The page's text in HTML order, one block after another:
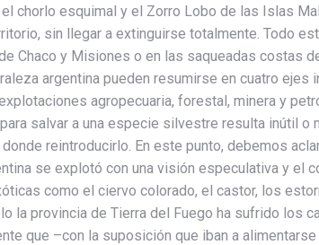
chorlo esquimal y el Zorro Lobo de las Islas
sin llegar a extinguirse totalmente. Todo
Chaco y Misiones o en las saqueadas costas
argentina pueden resumirse en cuatro
agropecuaria, forestal, minera y
salvar a una especie silvestre resulta inútil o
reintroducirlo. En este punto, debemos
se explotó con una visión especulativa y el
como el ciervo colorado, el castor, los
la provincia de Tierra del Fuego ha sufrido los
que –con la suposición que iban a